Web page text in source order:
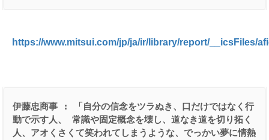
https://www.mitsui.com/jp/ja/ir/library/report/__icsFiles/
伊藤忠商事 :
「自分の信念をツラぬき、口だけではなく行
動で示す人、
常識や固定概念を壊し、道なき道を切り拓く
人、アオくさくて笑われてしまうような、でっかい夢に情熱